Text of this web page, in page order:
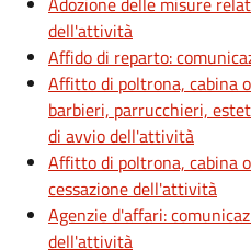
dell'attività
Affido di reparto:
Affitto di poltrona, cabina
barbieri, parrucchieri,
di avvio dell'attività
Affitto di poltrona, cabina
cessazione dell'attività
Agenzie d'affari:
dell'attività